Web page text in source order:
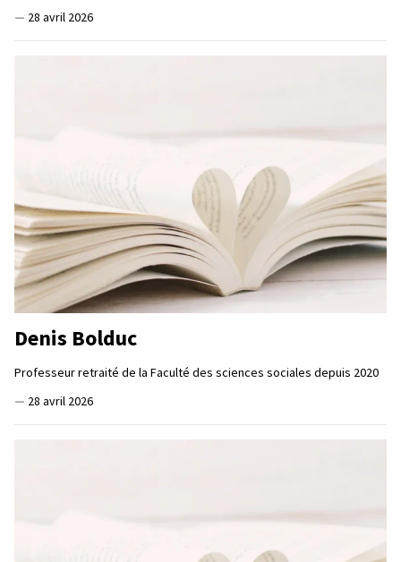
— 28 avril 2026
Denis Bolduc
Professeur retraité de la Faculté des sciences sociales depuis 2020
— 28 avril 2026